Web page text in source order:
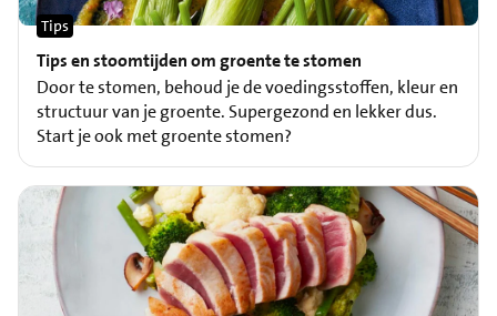
Tips en stoomtijden om groente te stomen
Tips
Door te stomen, behoud je de voedingsstoffen, kleur en
structuur van je groente. Supergezond en lekker dus.
Start je ook met groente stomen?